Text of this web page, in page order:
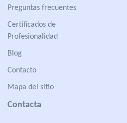
Preguntas frecuentes
Certificados de
Profesionalidad
Blog
Contacto
Mapa del sitio
Contacta